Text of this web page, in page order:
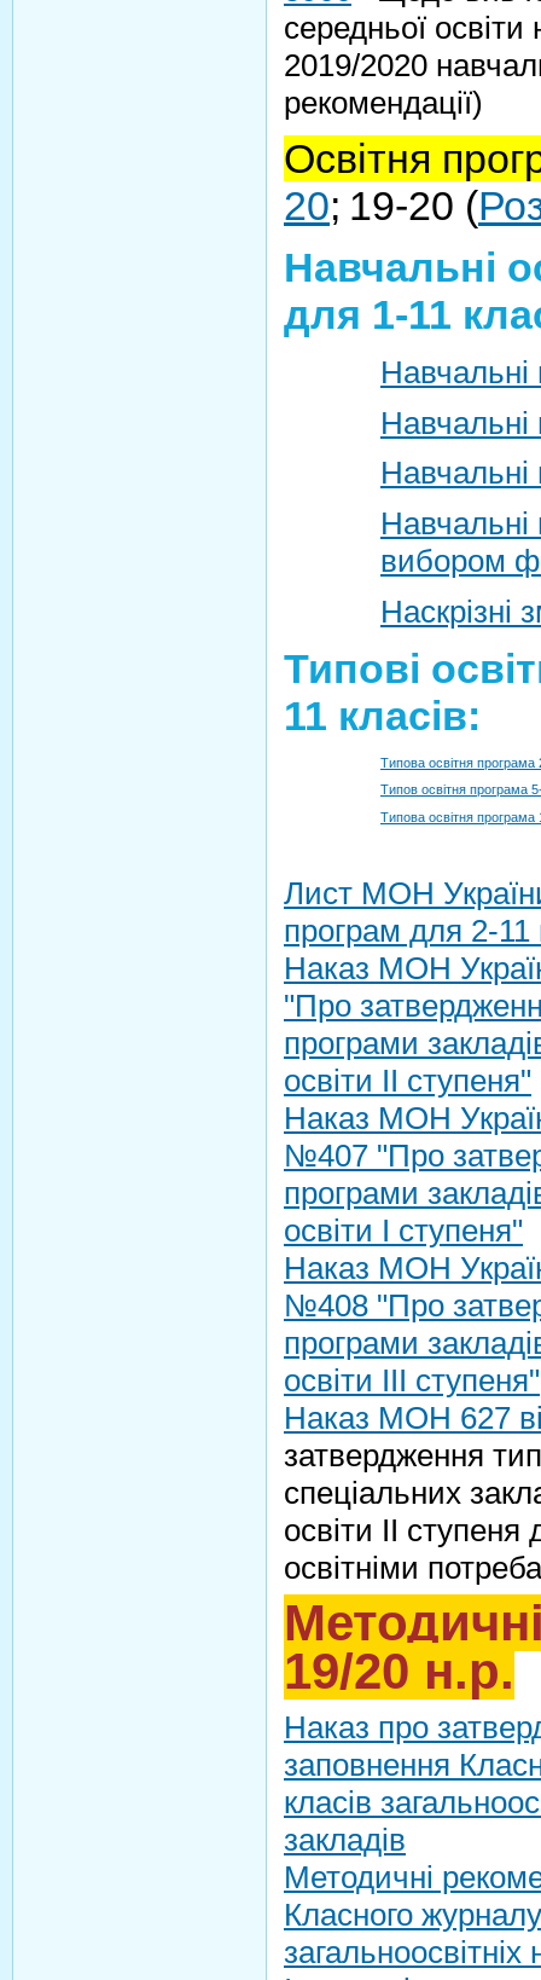
середньої
2019/2020
рекомендації)
Освітня
20; 19-20 (
Навчальні
для 1-11
Навчальні
Навчальні
Навчальні
Навчальні
вибором
Наскрізні
Типові
11 класів:
Типова освітня програма
Типов освітня програма
Типова освітня програма
Лист МОН
програм для 2-11
Наказ МОН
"Про
програми
освіти ІІ ступеня"
Наказ МОН
№407 "Про
програми
освіти І ступеня"
Наказ МОН
№408 "Про
програми
освіти ІІІ ступеня"
Наказ МОН 627
затвердження
спеціальних
освіти ІІ
освітніми
19/20 н.р.
Наказ про
заповнення
класів
закладів
Методичні
Класного